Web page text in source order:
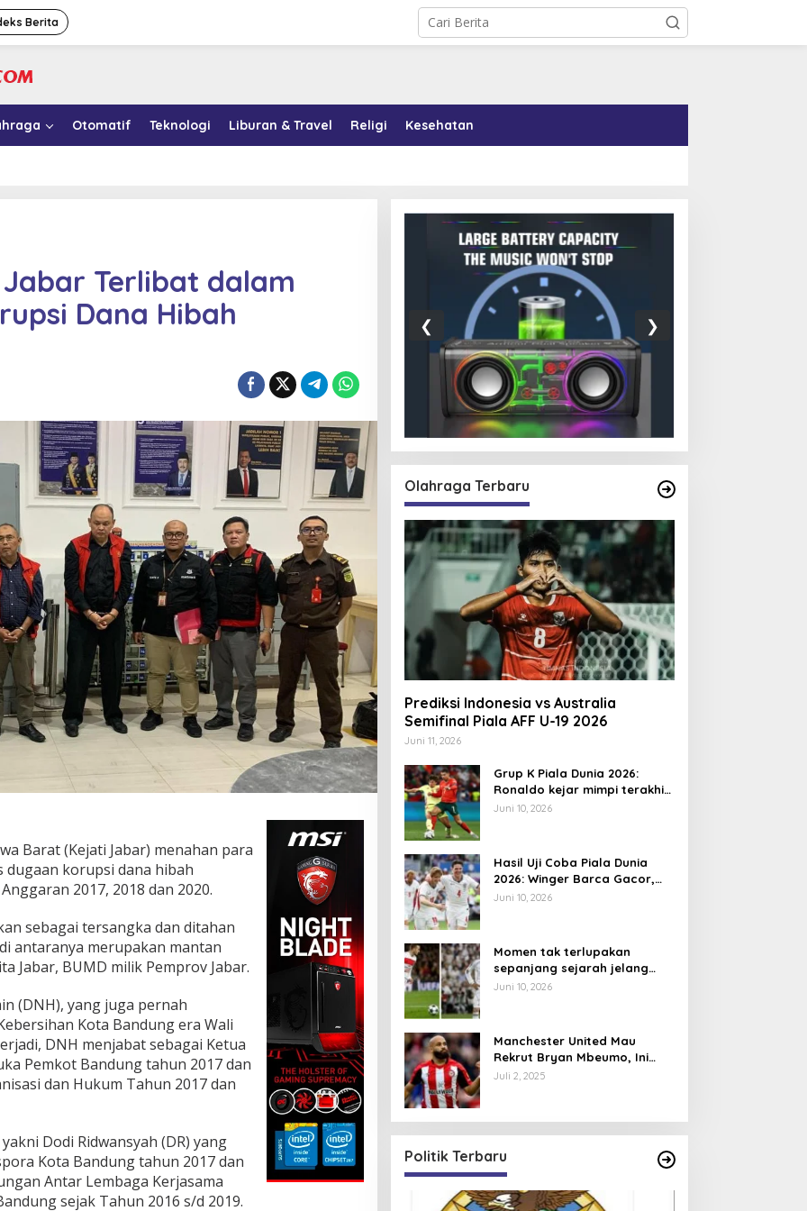
Berita
Otomatif Teknologi Liburan & Travel Religi Kesehatan
Jabar Terlibat dalam
Dana Hibah
Barat (Kejati Jabar) menahan para
korupsi dana hibah
2017, 2018 dan 2020.
sebagai tersangka dan ditahan
antaranya merupakan mantan
Jabar, BUMD milik Pemprov Jabar.
(DNH), yang juga pernah
Kota Bandung era Wali
DNH menjabat sebagai Ketua
Pemkot Bandung tahun 2017 dan
dan Hukum Tahun 2017 dan
Dodi Ridwansyah (DR) yang
Kota Bandung tahun 2017 dan
Antar Lembaga Kerjasama
sejak Tahun 2016 s/d 2019.
❮ ❯
Olahraga Terbaru
Prediksi Indonesia vs Australia
Semifinal Piala AFF U-19 2026
Juni 11, 2026
Grup K Piala Dunia 2026:
Ronaldo kejar mimpi terakhir
bersama Portugal
Juni 10, 2026
Hasil Uji Coba Piala Dunia
2026: Winger Barca Gacor,
Inggris Semakin Tajam
Juni 10, 2026
Momen tak terlupakan
sepanjang sejarah jelang
Piala Dunia 2026, David
Juni 10, 2026
Manchester United Mau
Rekrut Bryan Mbeumo, Ini
Perkiraan Posisi Barunya
Juli 2, 2025
Politik Terbaru